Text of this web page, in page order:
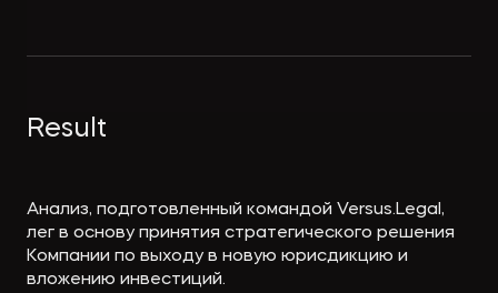
правоUseful
Result
Анализ, подготовленный командой Versus.Legal,
лег в основу принятия стратегического решения
Компании по выходу в новую юрисдикцию и
вложению инвестиций.